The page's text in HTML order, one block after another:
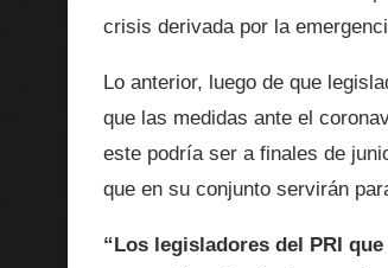
crisis derivada por la
Lo anterior, luego de que
que las medidas ante el
este podría ser a finales de
que en su conjunto servirán
“Los legisladores del PRI